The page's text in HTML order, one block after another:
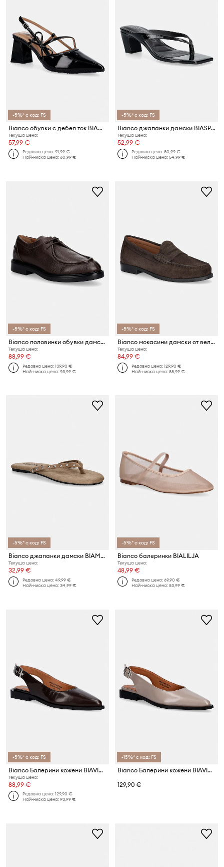
-5%* с код: FS
Bianco обувки с дебел ток BIAMARALYN
Текуща цена:
57,99 €
Редовна цена:91,99 €
Най-ниска цена:60,99 €
-5%* с код: FS
Bianco джапанки дамски BIASPICE
Текуща цена:
52,99 €
Редовна цена:80,99 €
Най-ниска цена:54,99 €
-5%* с код: FS
Bianco половинки обувки дамски от кожа BIAADDA
Текуща цена:
88,99 €
Редовна цена:139,90 €
Най-ниска цена:93,99 €
-5%* с код: FS
Bianco мокасини дамски от велур BIAPOP
Текуща цена:
84,99 €
Редовна цена:129,90 €
Най-ниска цена:88,99 €
-5%* с код: FS
Bianco джапанки дамски BIAMEXICO
Текуща цена:
32,99 €
Редовна цена:49,99 €
Най-ниска цена:34,99 €
-5%* с код: FS
Bianco балеринки BIALILJA
Текуща цена:
48,99 €
Редовна цена:69,90 €
Най-ниска цена:53,99 €
-5%* с код: FS
Bianco Балерини кожени BIAVICTORIA
Текуща цена:
88,99 €
Редовна цена:129,90 €
Най-ниска цена:93,99 €
-15%* с код: FS
Bianco Балерини кожени BIAVICTORIA
129,90 €